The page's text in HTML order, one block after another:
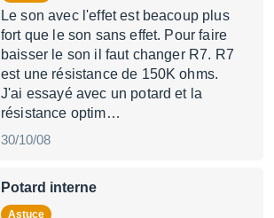
Le son avec l'effet est beacoup plus
fort que le son sans effet. Pour faire
baisser le son il faut changer R7. R7
est une résistance de 150K ohms.
J'ai essayé avec un potard et la
résistance optim…
30/10/08
Potard interne
Astuce